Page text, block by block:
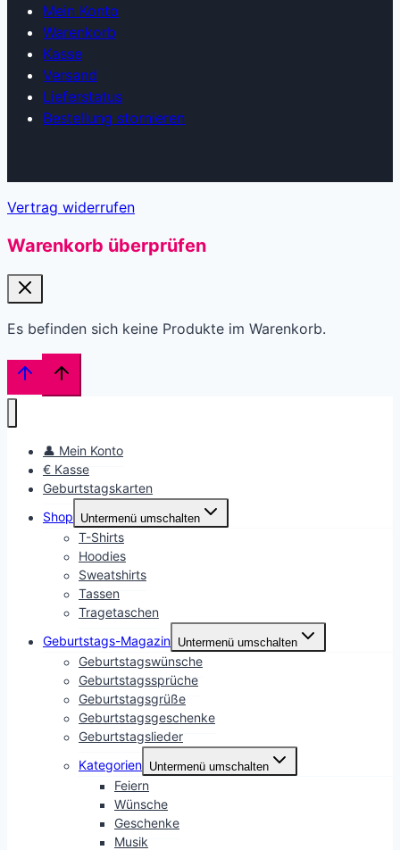
Mein Konto
Warenkorb
Kasse
Versand
Lieferstatus
Bestellung stornieren
Vertrag widerrufen
Warenkorb überprüfen
Es befinden sich keine Produkte im Warenkorb.
👤 Mein Konto
€ Kasse
Geburtstagskarten
Shop
Untermenü umschalten
T-Shirts
Hoodies
Sweatshirts
Tassen
Tragetaschen
Geburtstags-Magazin Untermenü umschalten
Geburtstagswünsche
Geburtstagssprüche
Geburtstagsgrüße
Geburtstagsgeschenke
Geburtstagslieder
Kategorien Untermenü umschalten
Feiern
Wünsche
Geschenke
Musik